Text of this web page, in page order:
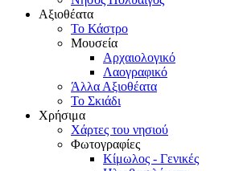
Αξιοθέατα
Το Κάστρο
Μουσεία
Αρχαιολογικό
Λαογραφικό
Άλλα Αξιοθέατα
Το Σκιάδι
Χρήσιμα
Χάρτες του νησιού
Φωτογραφίες
Κίμωλος - Γενικές